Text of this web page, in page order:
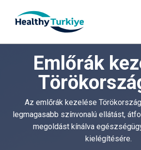
p
Emlőrák
Az emlőrák kezelése
legmagasabb színvonalú ellátást,
megoldást kínálva
kielégítésére.